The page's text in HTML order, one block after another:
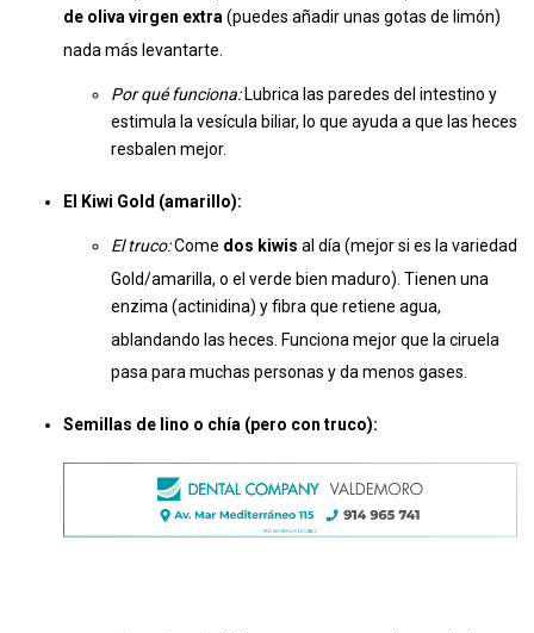
de oliva virgen extra(puedes añadir unas gotas de limón)
nada más levantarte.
Por qué funciona:Lubrica las paredes del intestino y
estimula la vesícula biliar, lo que ayuda a que las heces
resbalen mejor.
El Kiwi Gold (amarillo):
El truco:Come dos kiwis al día (mejor si es la variedad
Gold/amarilla, o el verde bien maduro). Tienen una
enzima (actinidina) y fibra que retiene agua,
ablandando las heces. Funciona mejor que la ciruela
pasa para muchas personas y da menos gases.
Semillas de lino o chía (pero con truco):